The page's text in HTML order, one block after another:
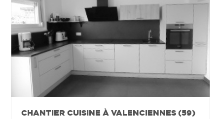
CHANTIER CUISINE À VALENCIENNES (59)